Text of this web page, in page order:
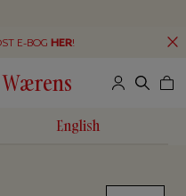
E-BOG HER!
English